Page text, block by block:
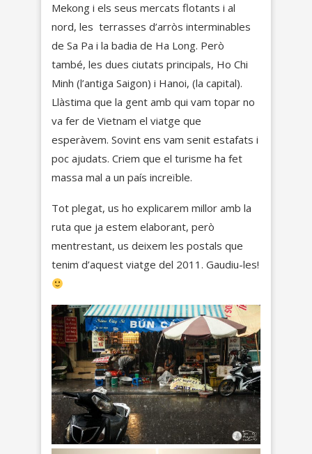
Mekong i els seus mercats flotants i al
nord, les terrasses d’arròs interminables
de Sa Pa i la badia de Ha Long. Però
també, les dues ciutats principals, Ho Chi
Minh (l’antiga Saigon) i Hanoi, (la capital).
Llàstima que la gent amb qui vam topar no
va fer de Vietnam el viatge que
esperàvem. Sovint ens vam senit estafats i
poc ajudats. Criem que el turisme ha fet
massa mal a un país increïble.
Tot plegat, us ho explicarem millor amb la
ruta que ja estem elaborant, però
mentrestant, us deixem les postals que
tenim d’aquest viatge del 2011. Gaudiu-les!